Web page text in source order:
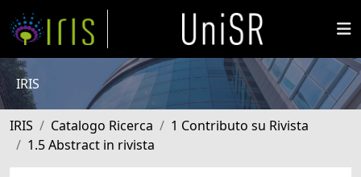
IRIS
IRIS Catalogo Ricerca
1 Contributo su Rivista
1.5 Abstract in rivista